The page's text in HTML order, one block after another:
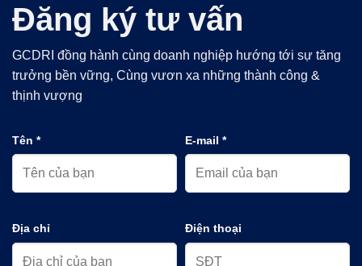
Đăng ký tư vấn
GCDRI đồng hành cùng doanh nghiệp hướng tới sự tăng
trưởng bền vững, Cùng vươn xa những thành công &
thịnh vượng
Tên * E-mail *
Địa chỉ Điện thoại